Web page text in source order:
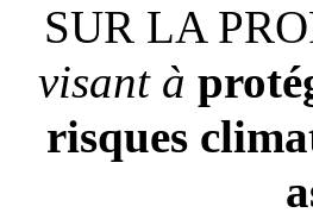
SUR LA
visant à
risques